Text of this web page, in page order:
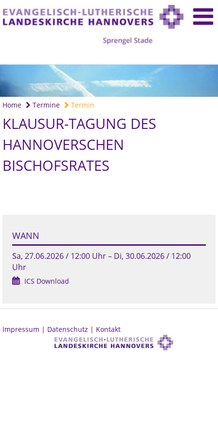
Home Termine Termin
KLAUSUR-TAGUNG DES
HANNOVERSCHEN
BISCHOFSRATES
WANN
Sa, 27.06.2026 / 12:00 Uhr – Di, 30.06.2026 / 12:00
Uhr
ICS Download
Impressum | Datenschutz | Kontakt